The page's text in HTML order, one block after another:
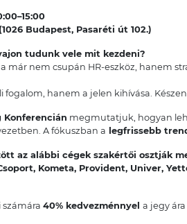
Budapest, Pasaréti út 102.)
tudunk vele mit kezdeni?
már nem csupán HR-eszköz, hanem
fogalom, hanem a jelen kihívása.
Konferencián megmutatjuk, hogyan
A fókuszban a legfrissebb
az alábbi cégek szakértői osztják
Kometa, Provident, Univer,
számára 40% kedvezménnyel a jegy ára